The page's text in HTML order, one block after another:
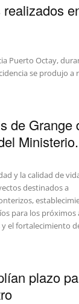
Puerto Octay,
se produjo a
de Grange
y la calidad de
destinados a
para los próximos
el fortalecimiento
plazo